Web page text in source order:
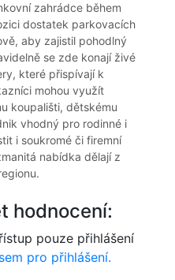
zahrádce během
dostatek parkovacích
aby zajistil pohodlný
se zde konají živé
které přispívají k
mohou využít
koupališti, dětskému
vhodný pro rodinné i
i soukromé či firemní
nabídka dělají z
hodnocení:
pouze přihlášení
pro přihlášení.